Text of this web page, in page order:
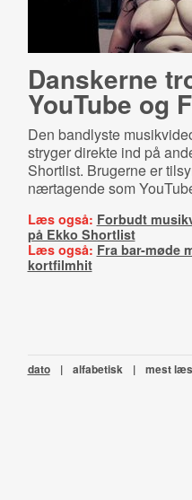
Danskerne
YouTube og
Den bandlyste
stryger direkte ind på
Shortlist. Brugerne er
nærtagende som
Læs også: Forbudt
på Ekko Shortlist
Læs også: Fra bar-møde
kortfilmhit
dato | alfabetisk | mest